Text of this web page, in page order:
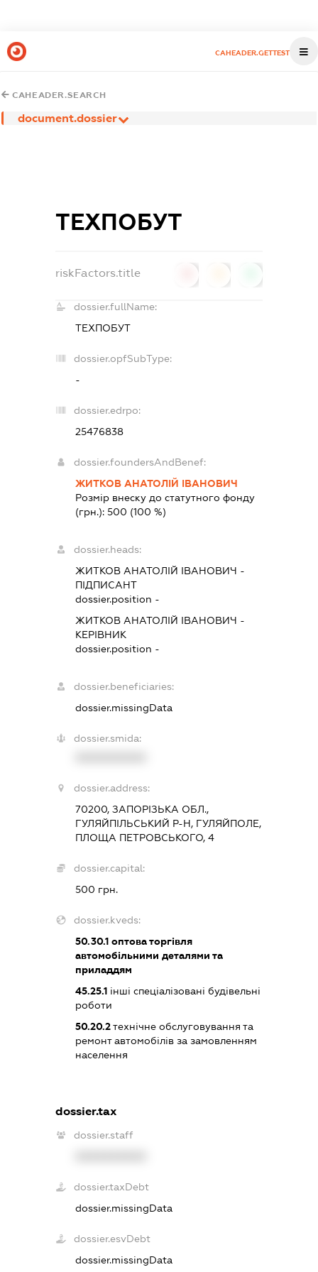
CAHEADER.GETTEST
CAHEADER.SEARCH
document.dossier
ТЕХПОБУТ
riskFactors.title
dossier.fullName:
ТЕХПОБУТ
dossier.opfSubType:
-
dossier.edrpo:
25476838
dossier.foundersAndBenef:
ЖИТКОВ АНАТОЛІЙ ІВАНОВИЧ
Розмір внеску до статутного фонду
(грн.): 500 (100 %)
dossier.heads:
ЖИТКОВ АНАТОЛІЙ ІВАНОВИЧ -
ПІДПИСАНТ
dossier.position -
ЖИТКОВ АНАТОЛІЙ ІВАНОВИЧ -
КЕРІВНИК
dossier.position -
dossier.beneficiaries:
dossier.missingData
dossier.smida:
dossier.address:
70200, ЗАПОРІЗЬКА ОБЛ.,
ГУЛЯЙПІЛЬСЬКИЙ Р-Н, ГУЛЯЙПОЛЕ,
ПЛОЩА ПЕТРОВСЬКОГО, 4
dossier.capital:
500 грн.
dossier.kveds:
50.30.1оптова торгівля
автомобільними деталями та
приладдям
45.25.1інші спеціалізовані будівельні
роботи
50.20.2технічне обслуговування та
ремонт автомобілів за замовленням
населення
dossier.tax
dossier.staff
dossier.taxDebt
dossier.missingData
dossier.esvDebt
dossier.missingData